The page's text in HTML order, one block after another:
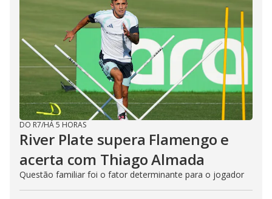
DO R7/HÁ 5 HORAS
River Plate supera Flamengo e
acerta com Thiago Almada
Questão familiar foi o fator determinante para o jogador